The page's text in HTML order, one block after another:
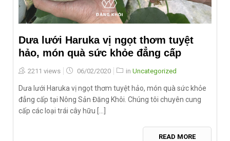
Dưa lưới Haruka vị ngọt thơm tuyệt
hảo, món quà sức khỏe đẳng cấp
2211 views
Posted
06/02/2020 in Uncategorized
Dưa lưới Haruka vị ngọt thơm tuyệt hảo, món quà sức khỏe
đẳng cấp tại Nông Sản Đăng Khôi. Chúng tôi chuyên cung
cấp các loại trái cây hữu [...]
READ MORE